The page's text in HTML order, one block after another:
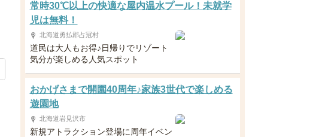
常時30℃以上の快適な屋内温水プール！未就学
児は無料！
北海道勇払郡占冠村
道民は大人もお得♪日帰りでリゾート
気分が楽しめる人気スポット
おかげさまで開園40周年♪家族3世代で楽しめる
遊園地
北海道岩見沢市
新規アトラクション登場に周年イベン